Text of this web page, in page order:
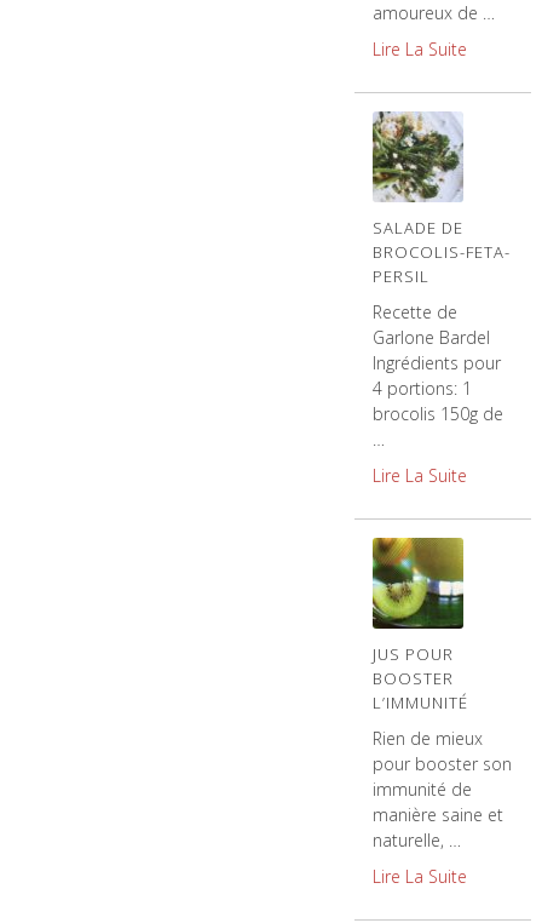
amoureux de …
Lire La Suite
SALADE DE
BROCOLIS-FETA-
PERSIL
Recette de
Garlone Bardel
Ingrédients pour
4 portions: 1
brocolis 150g de
…
Lire La Suite
JUS POUR
BOOSTER
L’IMMUNITÉ
Rien de mieux
pour booster son
immunité de
manière saine et
naturelle, …
Lire La Suite